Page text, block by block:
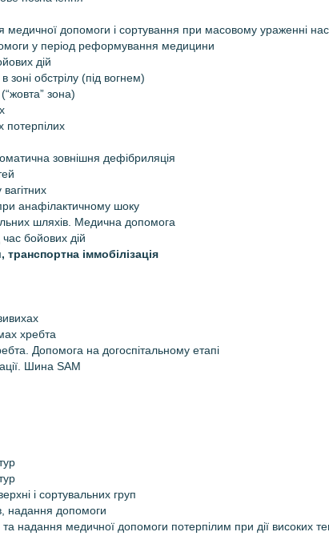
медичної допомоги і сортування при масовому ураженні
у період реформування медицини
дій
обстрілу (під вогнем)
зона)
потерпілих
зовнішня дефібриляція
анафілактичному шоку
шляхів. Медична допомога
час бойових дій
іммобілізація
хребта
Допомога на догоспітальному етапі
Шина SAM
і сортувальних груп
надання допомоги
та надання медичної допомоги потерпілим при дії високих